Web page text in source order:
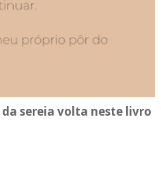
da sereia volta neste livro